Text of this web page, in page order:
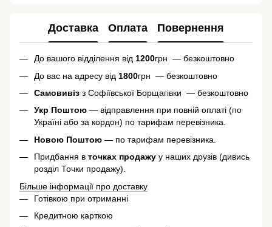
Доставка Оплата Повернення
До вашого відділення від 1200грн — безкоштовно
До вас на адресу від 1800грн — безкоштовно
Самовивіз з Софіївської Борщагівки — безкоштовно
Укр Поштою — відправлення при повній оплаті (по
Україні або за кордон) по тарифам перевізника.
Новою Поштою — по тарифам перевізника.
Придбання в точках продажу у наших друзів (дивись
розділ Точки продажу).
Більше інформації про доставку
Готівкою при отриманні
Кредитною карткою